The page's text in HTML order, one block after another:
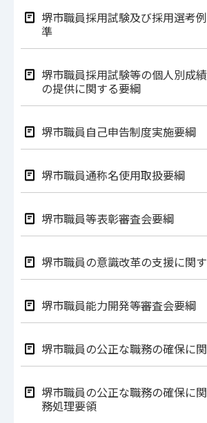
堺市職員採用試験及び採用選考
準
堺市職員採用試験等の個人別成
の提供に関する要綱
堺市職員自己申告制度実施要綱
堺市職員通称名使用取扱要綱
堺市職員等表彰審査会要綱
堺市職員の意識改革の支援に関
堺市職員能力開発等審査会要綱
堺市職員の公正な職務の確保に
堺市職員の公正な職務の確保に
務処理要領